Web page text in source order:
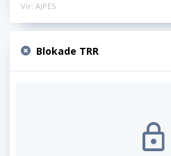
Vir: AJPES
Blokade TRR